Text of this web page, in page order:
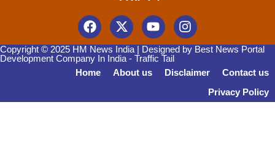
Copyright © 2025 HM News India | Designed by Best News Portal
Development Company In India - Traffic Tail
Home
About us Disclaimer
Contact us
Privacy Policy